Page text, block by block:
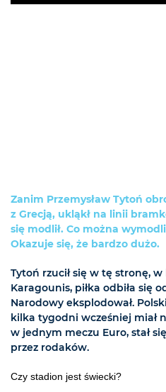
Zanim Przemysław Tytoń
z Grecją, ukląkł na linii
się modlił. Co można
Okazuje się, że bardzo dużo.
Tytoń rzucił się w tę stronę,
Karagounis, piłka odbiła się
Narodowy eksplodował.
kilka tygodni wcześniej miał
w jednym meczu Euro, stał
przez rodaków.
Czy stadion jest świecki?